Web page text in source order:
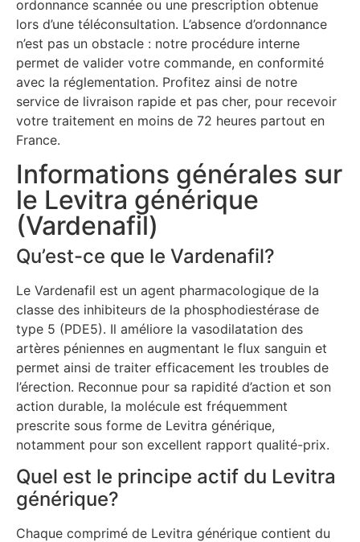
ordonnance scannée ou une prescription obtenue
lors d’une téléconsultation. L’absence d’ordonnance
n’est pas un obstacle : notre procédure interne
permet de valider votre commande, en conformité
avec la réglementation. Profitez ainsi de notre
service de livraison rapide et pas cher, pour recevoir
votre traitement en moins de 72 heures partout en
France.
Informations générales sur
le Levitra générique
(Vardenafil)
Qu’est-ce que le Vardenafil?
Le Vardenafil est un agent pharmacologique de la
classe des inhibiteurs de la phosphodiestérase de
type 5 (PDE5). Il améliore la vasodilatation des
artères péniennes en augmentant le flux sanguin et
permet ainsi de traiter efficacement les troubles de
l’érection. Reconnue pour sa rapidité d’action et son
action durable, la molécule est fréquemment
prescrite sous forme de Levitra générique,
notamment pour son excellent rapport qualité-prix.
Quel est le principe actif du Levitra
générique?
Chaque comprimé de Levitra générique contient du